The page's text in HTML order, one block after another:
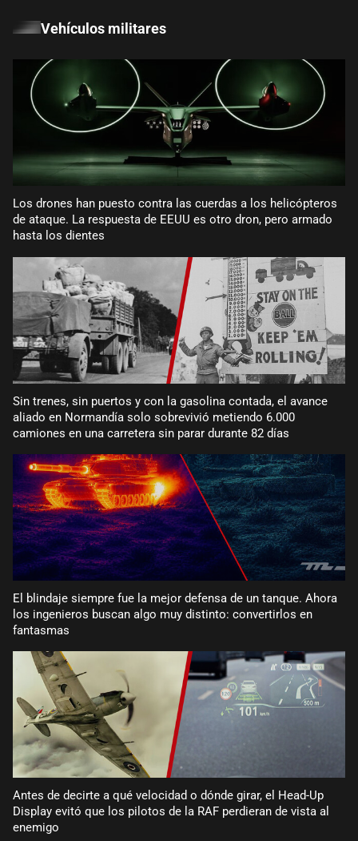
Vehículos militares
Los drones han puesto contra las cuerdas a los helicópteros
de ataque. La respuesta de EEUU es otro dron, pero armado
hasta los dientes
Sin trenes, sin puertos y con la gasolina contada, el avance
aliado en Normandía solo sobrevivió metiendo 6.000
camiones en una carretera sin parar durante 82 días
El blindaje siempre fue la mejor defensa de un tanque. Ahora
los ingenieros buscan algo muy distinto: convertirlos en
fantasmas
Antes de decirte a qué velocidad o dónde girar, el Head-Up
Display evitó que los pilotos de la RAF perdieran de vista al
enemigo